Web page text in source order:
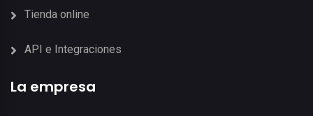
Tienda online
API e Integraciones
La empresa